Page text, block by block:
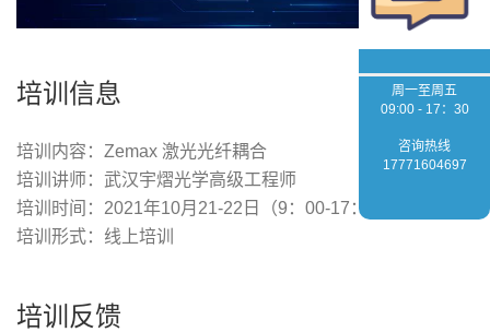
培训信息
培训内容：Zemax 激光光纤耦合
培训讲师：武汉宇熠光学高级工程师
培训时间：2021年10月21-22日（9：00-17：00）
培训形式：线上培训
培训反馈
周一至周五
09:00 - 17：30
咨询热线
17771604697